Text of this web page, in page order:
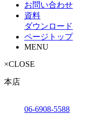
お問い合わせ
資料
ダウンロード
ページトップ
MENU
×CLOSE
本店
06-6908-5588